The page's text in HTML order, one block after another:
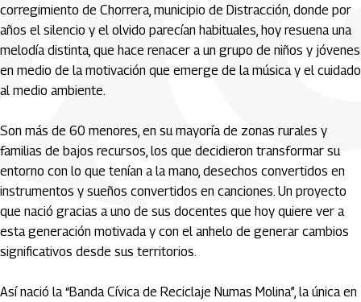
corregimiento de Chorrera, municipio de Distracción, donde por
años el silencio y el olvido parecían habituales, hoy resuena una
melodía distinta, que hace renacer a un grupo de niños y jóvenes
en medio de la motivación que emerge de la música y el cuidado
al medio ambiente.
Son más de 60 menores, en su mayoría de zonas rurales y
familias de bajos recursos, los que decidieron transformar su
entorno con lo que tenían a la mano, desechos convertidos en
instrumentos y sueños convertidos en canciones. Un proyecto
que nació gracias a uno de sus docentes que hoy quiere ver a
esta generación motivada y con el anhelo de generar cambios
significativos desde sus territorios.
Así nació la “Banda Cívica de Reciclaje Numas Molina”, la única en